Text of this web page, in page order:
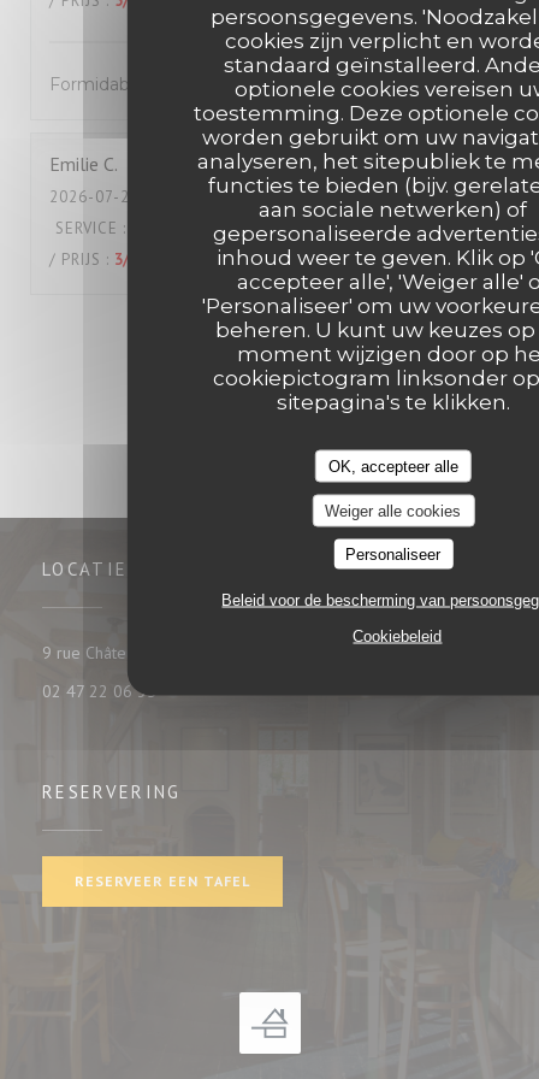
persoonsgegevens.
cookies zijn verplicht en
standaard geïnstalleerd.
optionele cookies vereisen
toestemming. Deze optionele
worden gebruikt om uw
analyseren, het sitepubliek te
functies te bieden (bijv.
aan sociale netwerken) of
gepersonaliseerde
inhoud weer te geven. Klik op
accepteer alle', 'Weiger alle'
'Personaliseer' om uw
beheren. U kunt uw keuzes
moment wijzigen door op
cookiepictogram linksonder
sitepagina's te klikken.
OK, accepteer alle
Weiger alle cookies
Personaliseer
Beleid voor de bescherming van
Cookiebeleid
Formidable !
Emilie C
2026-07-24
- 19:45 - GASTEN 2
SERVICE : ATMOSFEER: 5/5 KEUKEN: 4/5 KWALITEIT
/ PRIJS : 3/5
2 3
LOCATIE
9 rue Châteauneuf 37000 tours
((opent in een nieuw venster))
02 47 22 06 35
RESERVERING
RESERVEER EEN TAFEL